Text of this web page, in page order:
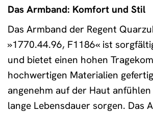
Das Armband: Komfort und Stil
Das Armband der Regent
»1770.44.96, F1186« ist
und bietet einen hohen
hochwertigen Materialien
angenehm auf der Haut
lange Lebensdauer sorgen. Das